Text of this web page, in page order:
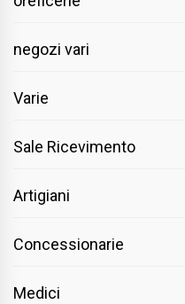
negozi vari
Varie
Sale Ricevimento
Artigiani
Concessionarie
Medici